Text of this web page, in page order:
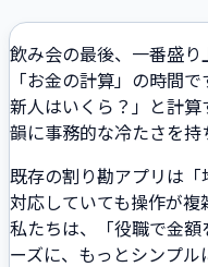
飲み会の最後、一番盛
「お金の計算」の時間
新人はいくら？」と計
韻に事務的な冷たさを持
既存の割り勘アプリは
対応していても操作が複
私たちは、「役職で金
ーズに、もっとシンプ